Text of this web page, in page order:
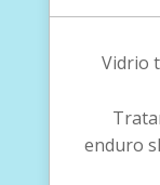
Vidrio
enduro